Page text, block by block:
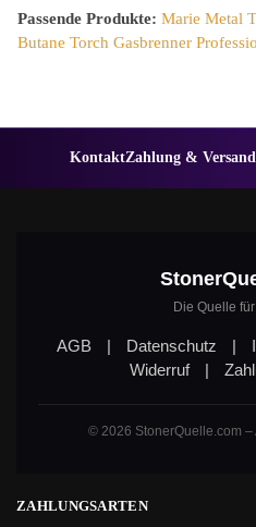
Passende Produkte: Marie Metal
Butane Torch Gasbrenner
KontaktZahlung & Versand
Die Quelle
AGB | Datenschutz |
Widerruf
|
© 2026 StonerQuelle.com –
ZAHLUNGSARTEN